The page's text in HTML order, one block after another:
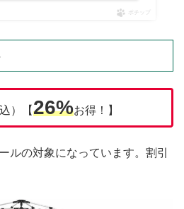
ポチップ
）【26%お得！】
ルの対象になっています。割引